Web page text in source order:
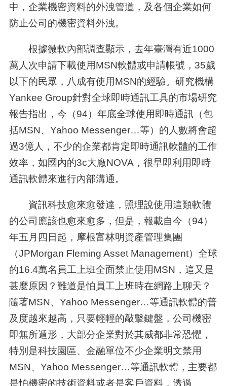
中，企業機密資料的外洩管道，及各個企業如何
防止公司的機密資料外洩。
根據微軟內部調查顯示，去年臺灣有近1000
萬人次申請下載使用MSN軟體或申請帳號， 35歲
以下的民眾，八成有使用MSN的經驗。研究機構
Yankee Group針對全球即時通訊工具的市場研究
報告指出，今（94）年底全球使用即時通訊（包
括MSN、 Yahoo Messenger…等）的人數將會超
過3億人，不少的企業都肯定即時通訊軟體的工作
效率，如國內的3c大廠NOVA ，很早即利用即時
通訊軟體來進行內部溝通。
資訊科技愈來愈發達，照理說使用這類軟體
的公司應該也愈來愈多，但是，報載自今（94）
年五月四日起，摩根富林明資產管理集團
（JPMorgan Fleming Asset Management）全球
的16.4萬名員工上班全面禁止使用MSN ，這又是
甚麼原因？難道是怕員工上班時在網路上聊天？
隨著MSN、 Yahoo Messenger…等通訊軟體的普
及度越來越高，只要輕輕的敲擊鍵盤，公司機密
即無所遁形，大部分企業對於其威都非常恐懼，
特別是科技園區、金融單位不少企業明文禁用
MSN、 Yahoo Messenger…等通訊軟體，主要都
是怕機密的技術資料或者是客戶資料，透過